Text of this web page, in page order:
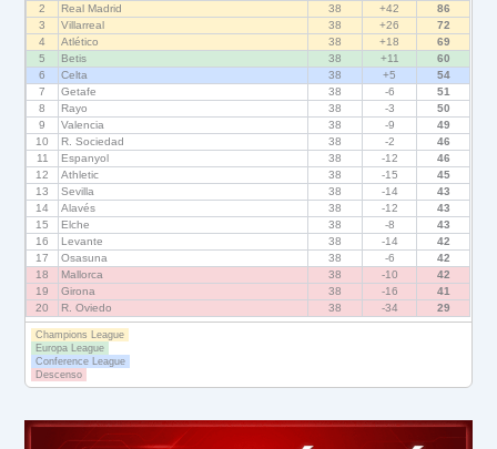
2
Real Madrid 38 +42
86
3
Villarreal 38 +26
72
4
Atlético 38 +18
69
5
Betis 38 +11
60
6
Celta 38 +5
54
7
Getafe 38 -6
51
8
Rayo 38 -3
50
9
Valencia 38 -9
49
10
R. Sociedad 38 -2
46
11
Espanyol 38 -12
46
12
Athletic 38 -15
45
13
Sevilla 38 -14
43
14
Alavés 38 -12
43
15
Elche 38 -8
43
16
Levante 38 -14
42
17
Osasuna 38 -6
42
18
Mallorca 38 -10
42
19
Girona 38 -16
41
20
R. Oviedo 38 -34 29
Champions League
Europa League
Conference League
Descenso